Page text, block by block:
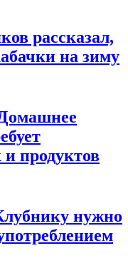
рассказал,
на зиму
продуктов
нужно